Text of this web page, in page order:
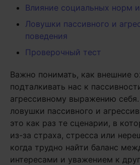
Влияние социальных норм
Ловушки пассивного и
поведения
Проверочный тест
Важно понимать, как внешние
подталкивать нас к
агрессивному выражению
ловушки пассивного и
это как раз те сценарии, в
из-за страха, стресса или
когда трудно найти баланс
интересами и уважением к